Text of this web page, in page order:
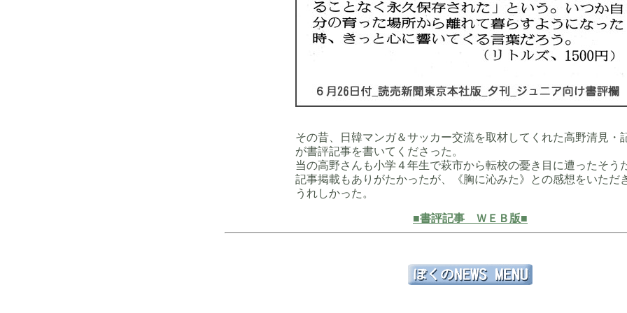
その昔、日韓マンガ＆サッカー交流を取材してくれた高野清見・
が書評記事を書いてくださった。
当の高野さんも小学４年生で萩市から転校の憂き目に遭ったそう
記事掲載もありがたかったが、《胸に沁みた》との感想をいただ
うれしかった。
■書評記事 ＷＥＢ版■